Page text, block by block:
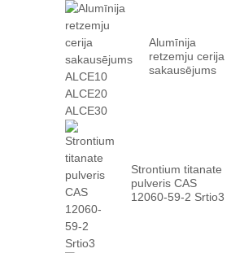
Alumīnija
retzemju cerija
sakausējums
Strontium titanate
pulveris CAS
12060-59-2 Srtio3